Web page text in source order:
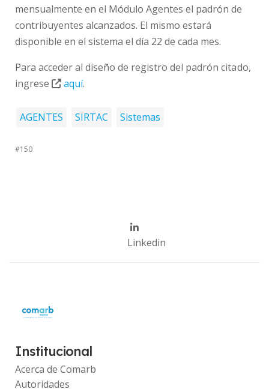
mensualmente en el Módulo Agentes el padrón de
contribuyentes alcanzados. El mismo estará
disponible en el sistema el día 22 de cada mes.
Para acceder al diseño de registro del padrón citado,
ingrese
aquí.
AGENTES SIRTAC Sistemas
#150
Linkedin
Institucional
Acerca de Comarb
Autoridades